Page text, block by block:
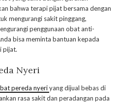
bahwa terapi pijat bersama dengan
mengurangi sakit pinggang,
penggunaan obat anti-
bisa meminta bantuan kepada
pijat.
Nyeri
pereda nyeriyang dijual bebas di
rasa sakit dan peradangan pada